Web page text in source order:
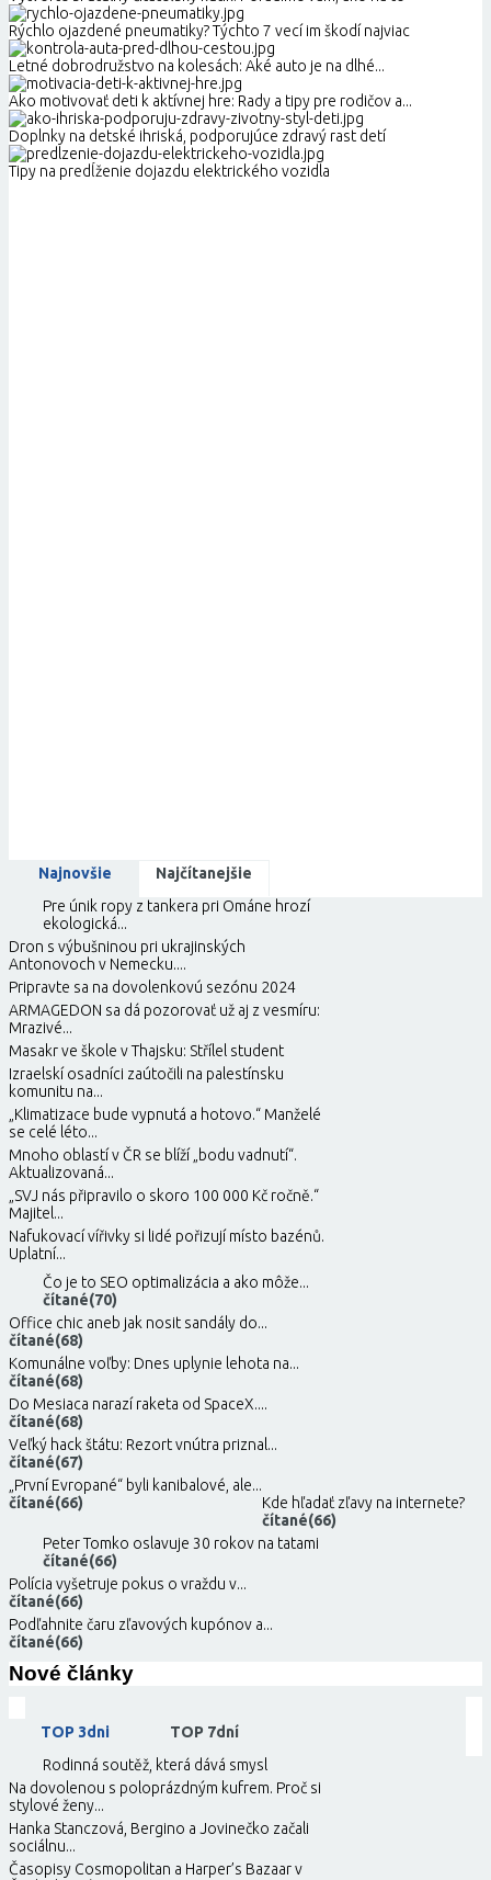
Rýchlo ojazdené pneumatiky? Týchto 7 vecí im škodí najviac
Letné dobrodružstvo na kolesách: Aké auto je na dlhé...
Ako motivovať deti k aktívnej hre: Rady a tipy pre rodičov a...
Doplnky na detské ihriská, podporujúce zdravý rast detí
Tipy na predĺženie dojazdu elektrického vozidla
Najnovšie
Najčítanejšie
Pre únik ropy z tankera pri Ománe hrozí
ekologická...
Dron s výbušninou pri ukrajinských
Antonovoch v Nemecku....
Pripravte sa na dovolenkovú sezónu 2024
ARMAGEDON sa dá pozorovať už aj z vesmíru:
Mrazivé...
Masakr ve škole v Thajsku: Střílel student
Izraelskí osadníci zaútočili na palestínsku
komunitu na...
„Klimatizace bude vypnutá a hotovo.“ Manželé
se celé léto...
Mnoho oblastí v ČR se blíží „bodu vadnutí“.
Aktualizovaná...
„SVJ nás připravilo o skoro 100 000 Kč ročně.“
Majitel...
Nafukovací vířivky si lidé pořizují místo bazénů.
Uplatní...
Čo je to SEO optimalizácia a ako môže...
čítané(70)
Office chic aneb jak nosit sandály do...
čítané(68)
Komunálne voľby: Dnes uplynie lehota na...
čítané(68)
Do Mesiaca narazí raketa od SpaceX....
čítané(68)
Veľký hack štátu: Rezort vnútra priznal...
čítané(67)
„První Evropané“ byli kanibalové, ale...
čítané(66)
Kde hľadať zľavy na internete?
čítané(66)
Peter Tomko oslavuje 30 rokov na tatami
čítané(66)
Polícia vyšetruje pokus o vraždu v...
čítané(66)
Podľahnite čaru zľavových kupónov a...
čítané(66)
Nové články
TOP 3dni
TOP 7dní
Rodinná soutěž, která dává smysl
Na dovolenou s poloprázdným kufrem. Proč si
stylové ženy...
Hanka Stanczová, Bergino a Jovinečko začali
sociálnu...
Časopisy Cosmopolitan a Harper’s Bazaar v